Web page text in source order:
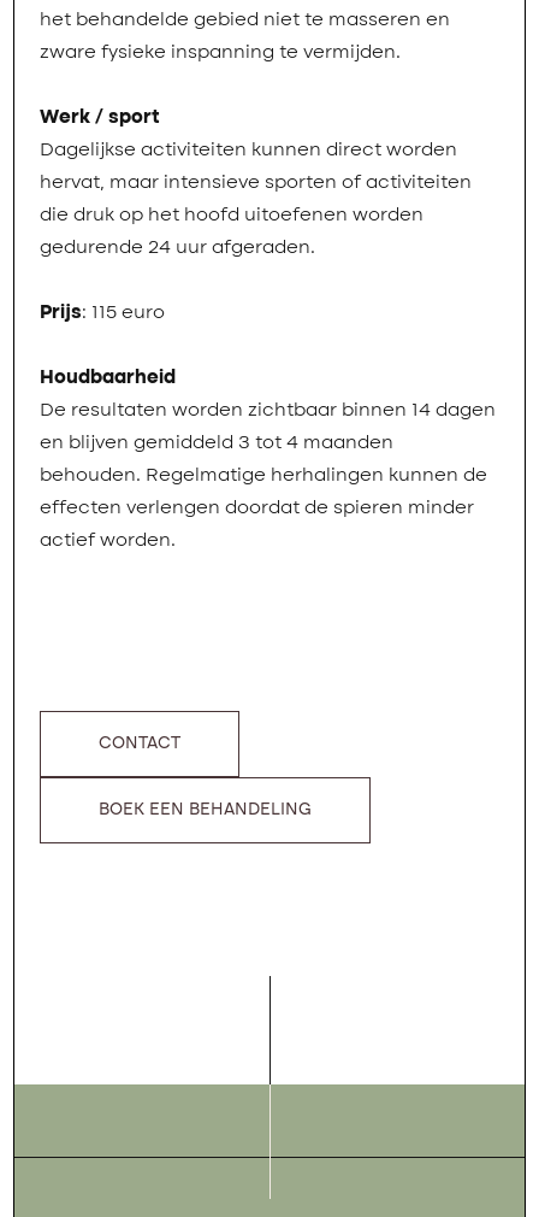
het behandelde gebied niet te masseren en
zware fysieke inspanning te vermijden.
Werk / sport
Dagelijkse activiteiten kunnen direct worden
hervat, maar intensieve sporten of activiteiten
die druk op het hoofd uitoefenen worden
gedurende 24 uur afgeraden.
Prijs: 115 euro
Houdbaarheid
De resultaten worden zichtbaar binnen 14 dagen
en blijven gemiddeld 3 tot 4 maanden
behouden. Regelmatige herhalingen kunnen de
effecten verlengen doordat de spieren minder
actief worden.
CONTACT
BOEK EEN BEHANDELING